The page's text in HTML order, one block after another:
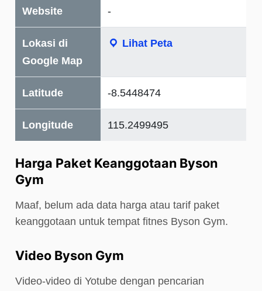
Website -
Lokasi di
Google Map
Lihat Peta
Latitude -8.5448474
Longitude 115.2499495
Harga Paket Keanggotaan Byson
Gym
Maaf, belum ada data harga atau tarif paket
keanggotaan untuk tempat fitnes Byson Gym.
Video Byson Gym
Video-video di Yotube dengan pencarian